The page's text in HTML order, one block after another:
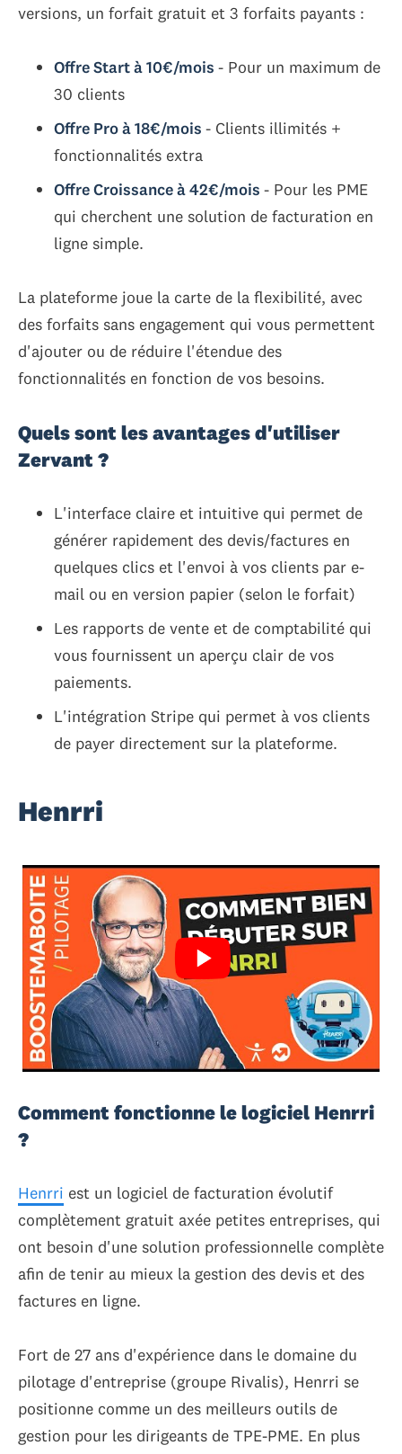
versions, un forfait gratuit et 3 forfaits payants :
Offre Start à 10€/mois - Pour un maximum de
30 clients
Offre Pro à 18€/mois - Clients illimités +
fonctionnalités extra
Offre Croissance à 42€/mois - Pour les PME
qui cherchent une solution de facturation en
ligne simple.
La plateforme joue la carte de la flexibilité, avec
des forfaits sans engagement qui vous permettent
d'ajouter ou de réduire l'étendue des
fonctionnalités en fonction de vos besoins.
Quels sont les avantages d'utiliser
Zervant ?
L'interface claire et intuitive qui permet de
générer rapidement des devis/factures en
quelques clics et l'envoi à vos clients par e-
mail ou en version papier (selon le forfait)
Les rapports de vente et de comptabilité qui
vous fournissent un aperçu clair de vos
paiements.
L'intégration Stripe qui permet à vos clients
de payer directement sur la plateforme.
Henrri
Comment fonctionne le logiciel Henrri
?
Henrri est un logiciel de facturation évolutif
complètement gratuit axée petites entreprises, qui
ont besoin d'une solution professionnelle complète
afin de tenir au mieux la gestion des devis et des
factures en ligne.
Fort de 27 ans d'expérience dans le domaine du
pilotage d'entreprise (groupe Rivalis), Henrri se
positionne comme un des meilleurs outils de
gestion pour les dirigeants de TPE-PME. En plus